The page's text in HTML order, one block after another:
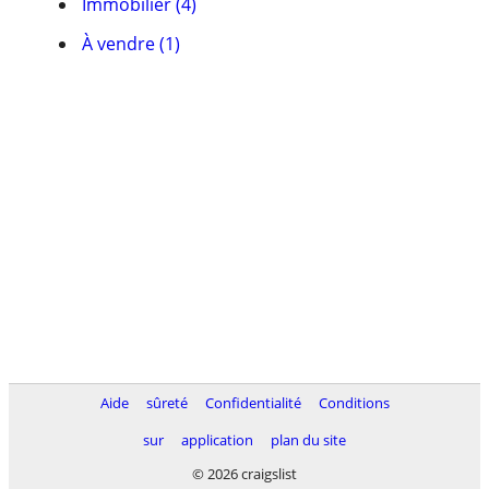
À vendre (1)
Aide sûreté Confidentialité
Conditions
sur
application
plan du site
© 2026 craigslist